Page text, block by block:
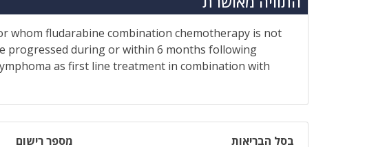
whom fludarabine combination chemotherapy is not
progressed during or within 6 months following
as first line treatment in combination with
בסל הבריאות מספר רישום